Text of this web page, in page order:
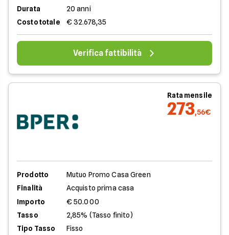
Durata
20 anni
Costo totale
€ 32.678,35
Verifica fattibilità
Rata mensile
273,56€
Prodotto
Mutuo Promo Casa Green
Finalità
Acquisto prima casa
Importo
€ 50.000
Tasso
2,85% (Tasso finito)
Tipo Tasso
Fisso